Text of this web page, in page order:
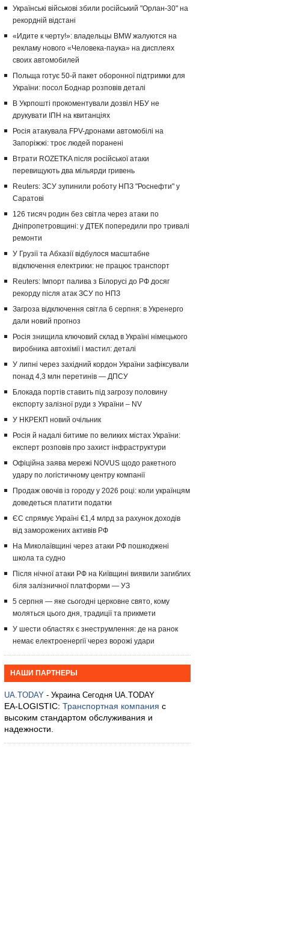
Українські військові збили російський "Орлан-30" на
рекордній відстані
«Идите к черту!»: владельцы BMW жалуются на
рекламу нового «Человека-паука» на дисплеях
своих автомобилей
Польща готує 50-й пакет оборонної підтримки для
України: посол Боднар розповів деталі
В Укрпошті прокоментували дозвіл НБУ не
друкувати ІПН на квитанціях
Росія атакувала FPV-дронами автомобілі на
Запоріжжі: троє людей поранені
Втрати ROZETKA після російської атаки
перевищують два мільярди гривень
Reuters: ЗСУ зупинили роботу НПЗ "Роснефти" у
Саратові
126 тисяч родин без світла через атаки по
Дніпропетровщині: у ДТЕК попередили про тривалі
ремонти
У Грузії та Абхазії відбулося масштабне
відключення електрики: не працює транспорт
Reuters: Імпорт палива з Білорусі до РФ досяг
рекорду після атак ЗСУ по НПЗ
Загроза відключення світла 6 серпня: в Укренерго
дали новий прогноз
Росія знищила ключовий склад в Україні німецького
виробника автохімії і мастил: деталі
У липні через західний кордон України зафіксували
понад 4,3 млн перетинів — ДПСУ
Блокада портів ставить під загрозу половину
експорту залізної руди з України – NV
У НКРЕКП новий очільник
Росія й надалі битиме по великих містах України:
експерт розповів про захист інфраструктури
Офіційна заява мережі NOVUS щодо ракетного
удару по логістичному центру компанії
Продаж овочів із городу у 2026 році: коли українцям
доведеться платити податки
ЄС спрямує Україні €1,4 млрд за рахунок доходів
від заморожених активів РФ
На Миколаївщині через атаки РФ пошкоджені
школа та судно
Після нічної атаки РФ на Київщині виявили загиблих
біля залізничної платформи — УЗ
5 серпня — яке сьогодні церковне свято, кому
моляться цього дня, традиції та прикмети
У шести областях є знеструмлення: де на ранок
немає електроенергії через ворожі удари
НАШИ ПАРТНЕРЫ
UA.TODAY - Украина Сегодня UA.TODAY
EA-LOGISTIC: Транспортная компания с
высоким стандартом обслуживания и
надежности.